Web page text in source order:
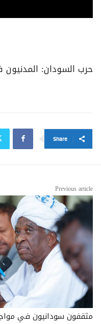
حرب السودان: المدنيون
Share
Previous article
مثقفون سودانيون في